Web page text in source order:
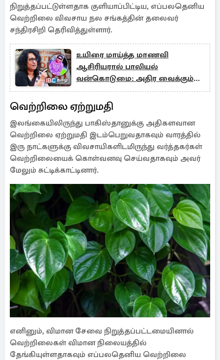
நிறுத்தப்பட்டுள்ளதாக குளியாப்பிட்டிய, எப்பலதெனிய
வெற்றிலை விவசாய நல சங்கத்தின் தலைவர்
சந்திரசிறி தெரிவித்துள்ளார்.
உயிரை மாய்த்த மாணவி
ஆசிரியரால் பாலியல்
வன்கொடுமை: அதிர வைக்கும்
அறிக்கை
வெற்றிலை ஏற்றுமதி
இலங்கையிலிருந்து பாகிஸ்தானுக்கு அதிகளவான
வெற்றிலை ஏற்றுமதி இடம்பெறுவதாகவும் வாரத்தில்
இரு நாட்களுக்கு விவசாயிகளிடமிருந்து வர்த்தகர்கள்
வெற்றிலையைக் கொள்வனவு செய்வதாகவும் அவர்
மேலும் சுட்டிக்காட்டினார்.
எனினும், விமான சேவை நிறுத்தப்பட்டமையினால்
வெற்றிலைகள் விமான நிலையத்தில்
தேங்கியுள்ளதாகவும் எப்பலதெனிய வெற்றிலை